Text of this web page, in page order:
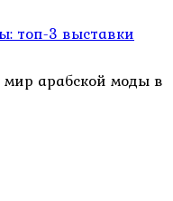
топ-3 выставки
арабской моды в